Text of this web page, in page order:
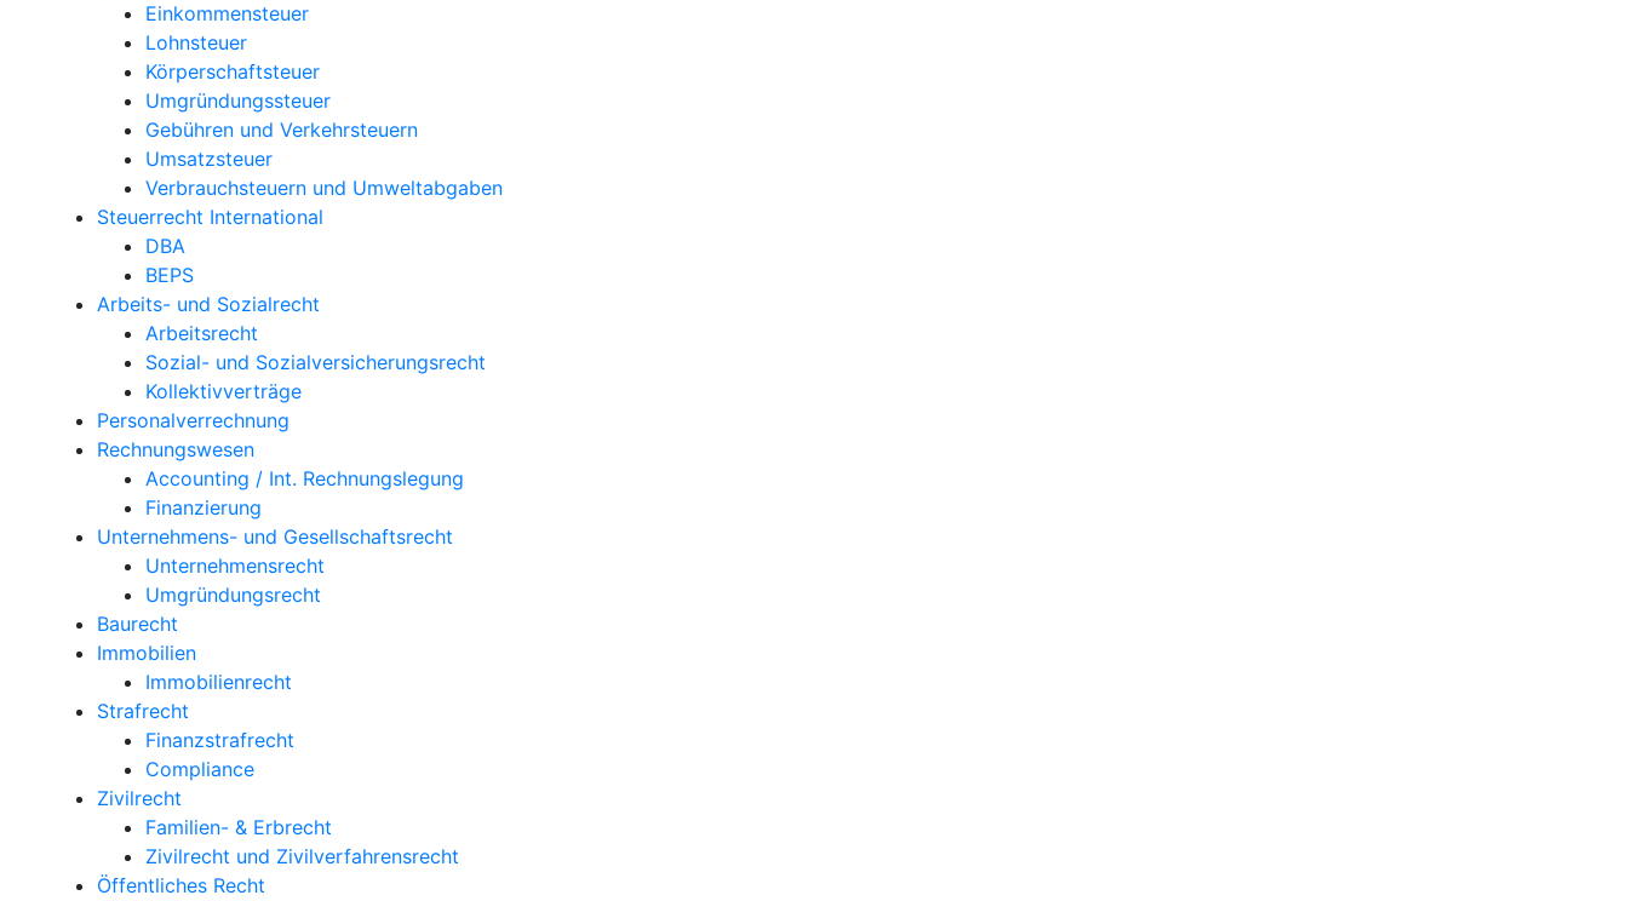
Einkommensteuer
Lohnsteuer
Körperschaftsteuer
Umgründungssteuer
Gebühren und Verkehrsteuern
Umsatzsteuer
Verbrauchsteuern und Umweltabgaben
Steuerrecht International
DBA
BEPS
Arbeits- und Sozialrecht
Arbeitsrecht
Sozial- und Sozialversicherungsrecht
Kollektivverträge
Personalverrechnung
Rechnungswesen
Accounting / Int. Rechnungslegung
Finanzierung
Unternehmens- und Gesellschaftsrecht
Unternehmensrecht
Umgründungsrecht
Baurecht
Immobilien
Immobilienrecht
Strafrecht
Finanzstrafrecht
Compliance
Zivilrecht
Familien- & Erbrecht
Zivilrecht und Zivilverfahrensrecht
Öffentliches Recht